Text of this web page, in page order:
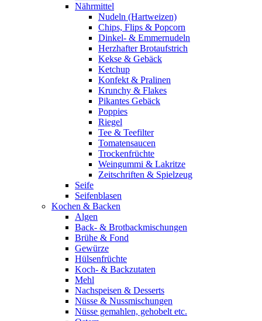
Nährmittel
Nudeln (Hartweizen)
Chips, Flips & Popcorn
Dinkel- & Emmernudeln
Herzhafter Brotaufstrich
Kekse & Gebäck
Ketchup
Konfekt & Pralinen
Krunchy & Flakes
Pikantes Gebäck
Poppies
Riegel
Tee & Teefilter
Tomatensaucen
Trockenfrüchte
Weingummi & Lakritze
Zeitschriften & Spielzeug
Seife
Seifenblasen
Kochen & Backen
Algen
Back- & Brotbackmischungen
Brühe & Fond
Gewürze
Hülsenfrüchte
Koch- & Backzutaten
Mehl
Nachspeisen & Desserts
Nüsse & Nussmischungen
Nüsse gemahlen, gehobelt etc.